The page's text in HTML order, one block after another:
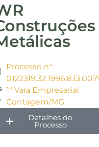
Processo n°:
1ª Vara Empresarial
Contagem/MG
Detalhes do
Processo